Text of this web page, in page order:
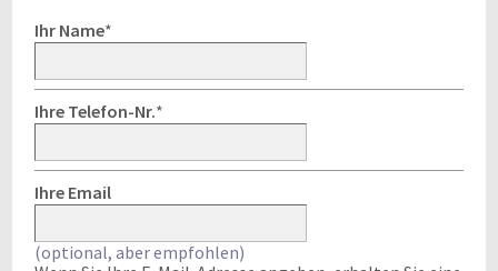
Ihr Name*
Ihre Telefon-Nr.*
Ihre Email
(optional, aber empfohlen)